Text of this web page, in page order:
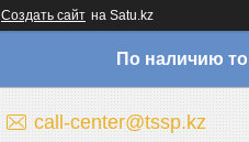
Создать сайт на Satu.kz
По наличию
call-center@tssp.kz